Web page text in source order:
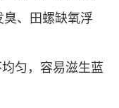
、田螺缺氧浮
匀，容易滋生蓝